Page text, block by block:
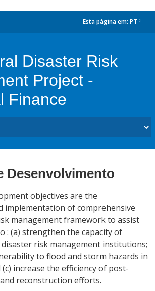
Esta página em: PT
Disaster Risk
Project -
Finance
Desenvolvimento
objectives are the
implementation of comprehensive
management framework to assist
: (a) strengthen the capacity of
risk management institutions;
to flood and storm hazards in
increase the efficiency of post-
reconstruction efforts.